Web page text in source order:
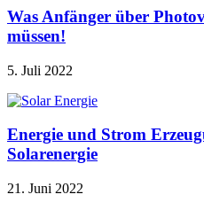
Was Anfänger über
müssen!
5. Juli 2022
Energie und Strom
Solarenergie
21. Juni 2022